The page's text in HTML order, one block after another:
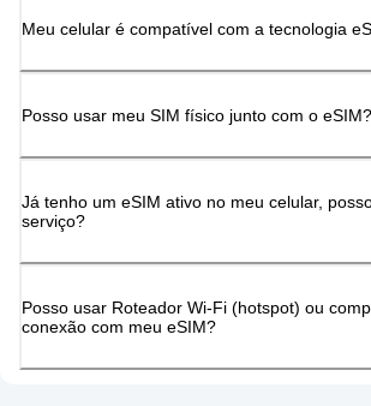
Meu celular é compatível com a tecnologia
Posso usar meu SIM físico junto com o eSIM?
Já tenho um eSIM ativo no meu celular,
serviço?
Posso usar Roteador Wi-Fi (hotspot) ou
conexão com meu eSIM?